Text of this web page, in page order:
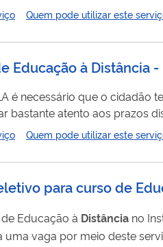
certidões emitidas pela
como identidade, CPF, entre e
Quem pode utilizar este
Educação à Distância -
é necessário que o
para Matrícula ocorrem até que o número de vagas seja preenchido.
chamadas durante o...
Quem pode utilizar este
para curso de
Educação à Distância no
vaga por meio deste